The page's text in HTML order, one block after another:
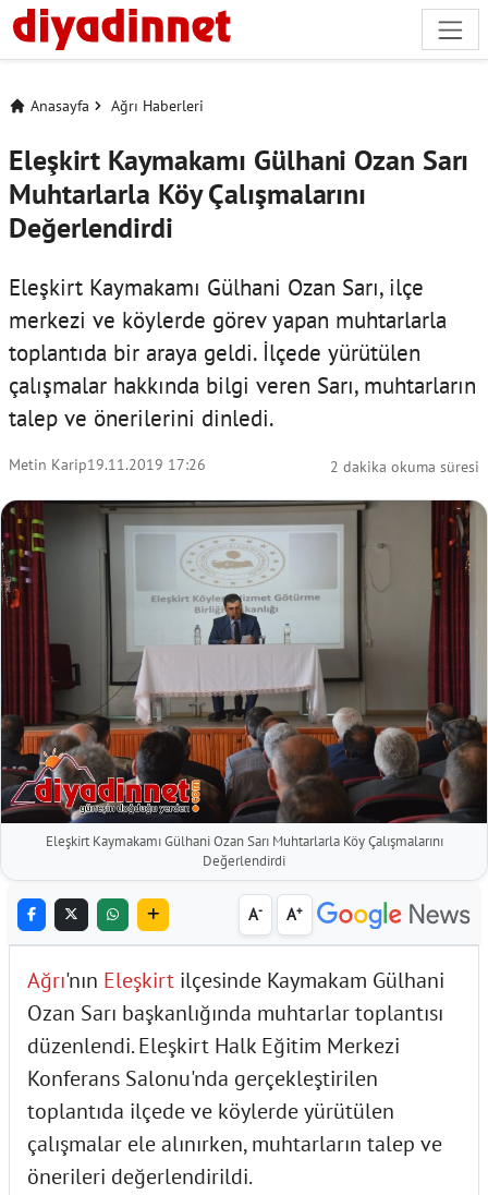
Anasayfa Ağrı Haberleri
Eleşkirt Kaymakamı Gülhani Ozan Sarı
Muhtarlarla Köy Çalışmalarını
Değerlendirdi
Eleşkirt Kaymakamı Gülhani Ozan Sarı, ilçe
merkezi ve köylerde görev yapan muhtarlarla
toplantıda bir araya geldi. İlçede yürütülen
çalışmalar hakkında bilgi veren Sarı, muhtarların
talep ve önerilerini dinledi.
Metin Karip19.11.2019 17:26 2 dakika okuma süresi
Eleşkirt Kaymakamı Gülhani Ozan Sarı Muhtarlarla Köy Çalışmalarını
Değerlendirdi
A- A+
Ağrı'nın Eleşkirt ilçesinde Kaymakam Gülhani
Ozan Sarı başkanlığında muhtarlar toplantısı
düzenlendi. Eleşkirt Halk Eğitim Merkezi
Konferans Salonu'nda gerçekleştirilen
toplantıda ilçede ve köylerde yürütülen
çalışmalar ele alınırken, muhtarların talep ve
önerileri değerlendirildi.